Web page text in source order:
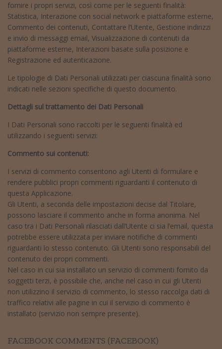
fornire i propri servizi, così come per le seguenti finalità:
Statistica, Interazione con social network e piattaforme esterne,
Commento dei contenuti, Contattare l’Utente, Gestione indirizzi
e invio di messaggi email, Visualizzazione di contenuti da
piattaforme esterne, Interazioni basate sulla posizione e
Registrazione ed autenticazione.
Le tipologie di Dati Personali utilizzati per ciascuna finalità sono
indicati nelle sezioni specifiche di questo documento.
Dettagli sul trattamento dei Dati Personali
I Dati Personali sono raccolti per le seguenti finalità ed
utilizzando i seguenti servizi:
Commento sui contenuti:
I servizi di commento consentono agli Utenti di formulare e
rendere pubblici propri commenti riguardanti il contenuto di
questa Applicazione.
Gli Utenti, a seconda delle impostazioni decise dal Titolare,
possono lasciare il commento anche in forma anonima. Nel
caso tra i Dati Personali rilasciati dall’Utente ci sia l’email, questa
potrebbe essere utilizzata per inviare notifiche di commenti
riguardanti lo stesso contenuto. Gli Utenti sono responsabili del
contenuto dei propri commenti.
Nel caso in cui sia installato un servizio di commenti fornito da
soggetti terzi, è possibile che, anche nel caso in cui gli Utenti
non utilizzino il servizio di commento, lo stesso raccolga dati di
traffico relativi alle pagine in cui il servizio di commento è
installato (servizio non sempre presente).
FACEBOOK COMMENTS (FACEBOOK)